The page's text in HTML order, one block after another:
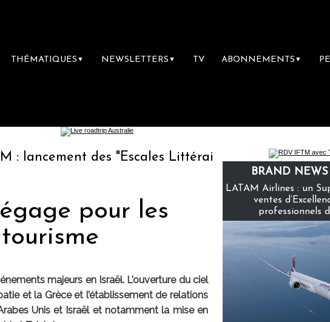
THÉMATIQUES ▼ NEWSLETTERS ▼ TV ABONNEMENTS ▼
des "Escales Littéraires", la première librairie du
pour les
majeurs en Israël. L'ouverture du ciel
et la Grèce et l’établissement de relations
Unis et Israël et notamment la mise en
BRAND
LATAM Airlines : un
ventes
professionnels